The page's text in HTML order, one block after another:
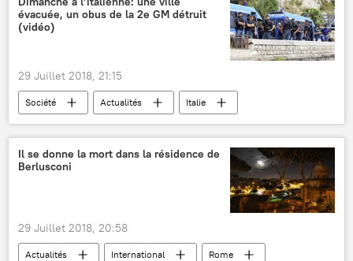
Union européenne (UE)
agriculture
évacuée, un obus de la 2e GM détruit
(vidéo)
29 Juillet 2018, 21:15
Société Actualités
Italie
Seconde Guerre mondiale
bombe
évacuation
explosion
déminage
police
Il se donne la mort dans la résidence de
Berlusconi
29 Juillet 2018, 20:58
Actualités International
Rome